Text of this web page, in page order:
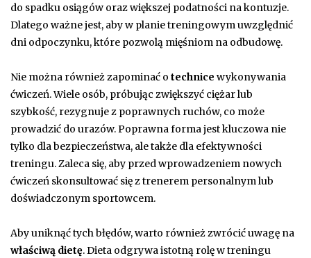
do spadku osiągów oraz większej podatności na kontuzje.
Dlatego ważne jest, aby w planie treningowym uwzględnić
dni odpoczynku, które pozwolą mięśniom na odbudowę.
Nie można również zapominać o technice wykonywania
ćwiczeń. Wiele osób, próbując zwiększyć ciężar lub
szybkość, rezygnuje z poprawnych ruchów, co może
prowadzić do urazów. Poprawna forma jest kluczowa nie
tylko dla bezpieczeństwa, ale także dla efektywności
treningu. Zaleca się, aby przed wprowadzeniem nowych
ćwiczeń skonsultować się z trenerem personalnym lub
doświadczonym sportowcem.
Aby uniknąć tych błędów, warto również zwrócić uwagę na
właściwą dietę. Dieta odgrywa istotną rolę w treningu